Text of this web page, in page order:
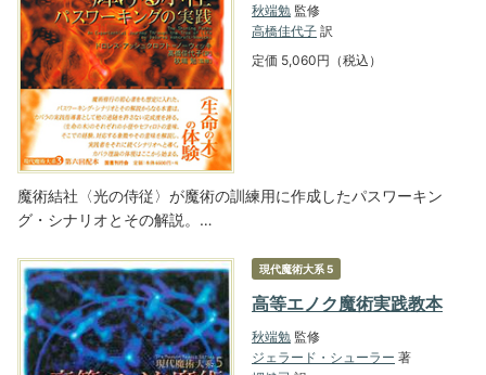
秋端勉 監修
高橋佳代子 訳
定価 5,060円（税込）
魔術結社〈光の侍従〉が魔術の訓練用に作成したパスワーキン
グ・シナリオとその解説。…
現代魔術大系 5
高等エノク魔術実践教本
秋端勉 監修
ジェラード・シューラー 著